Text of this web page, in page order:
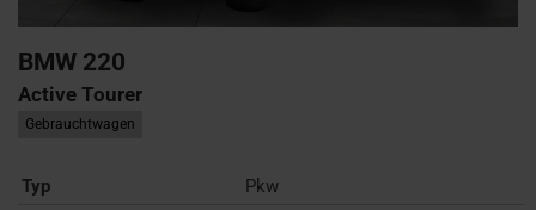
BMW 220
Active Tourer
Gebrauchtwagen
Typ
Pkw